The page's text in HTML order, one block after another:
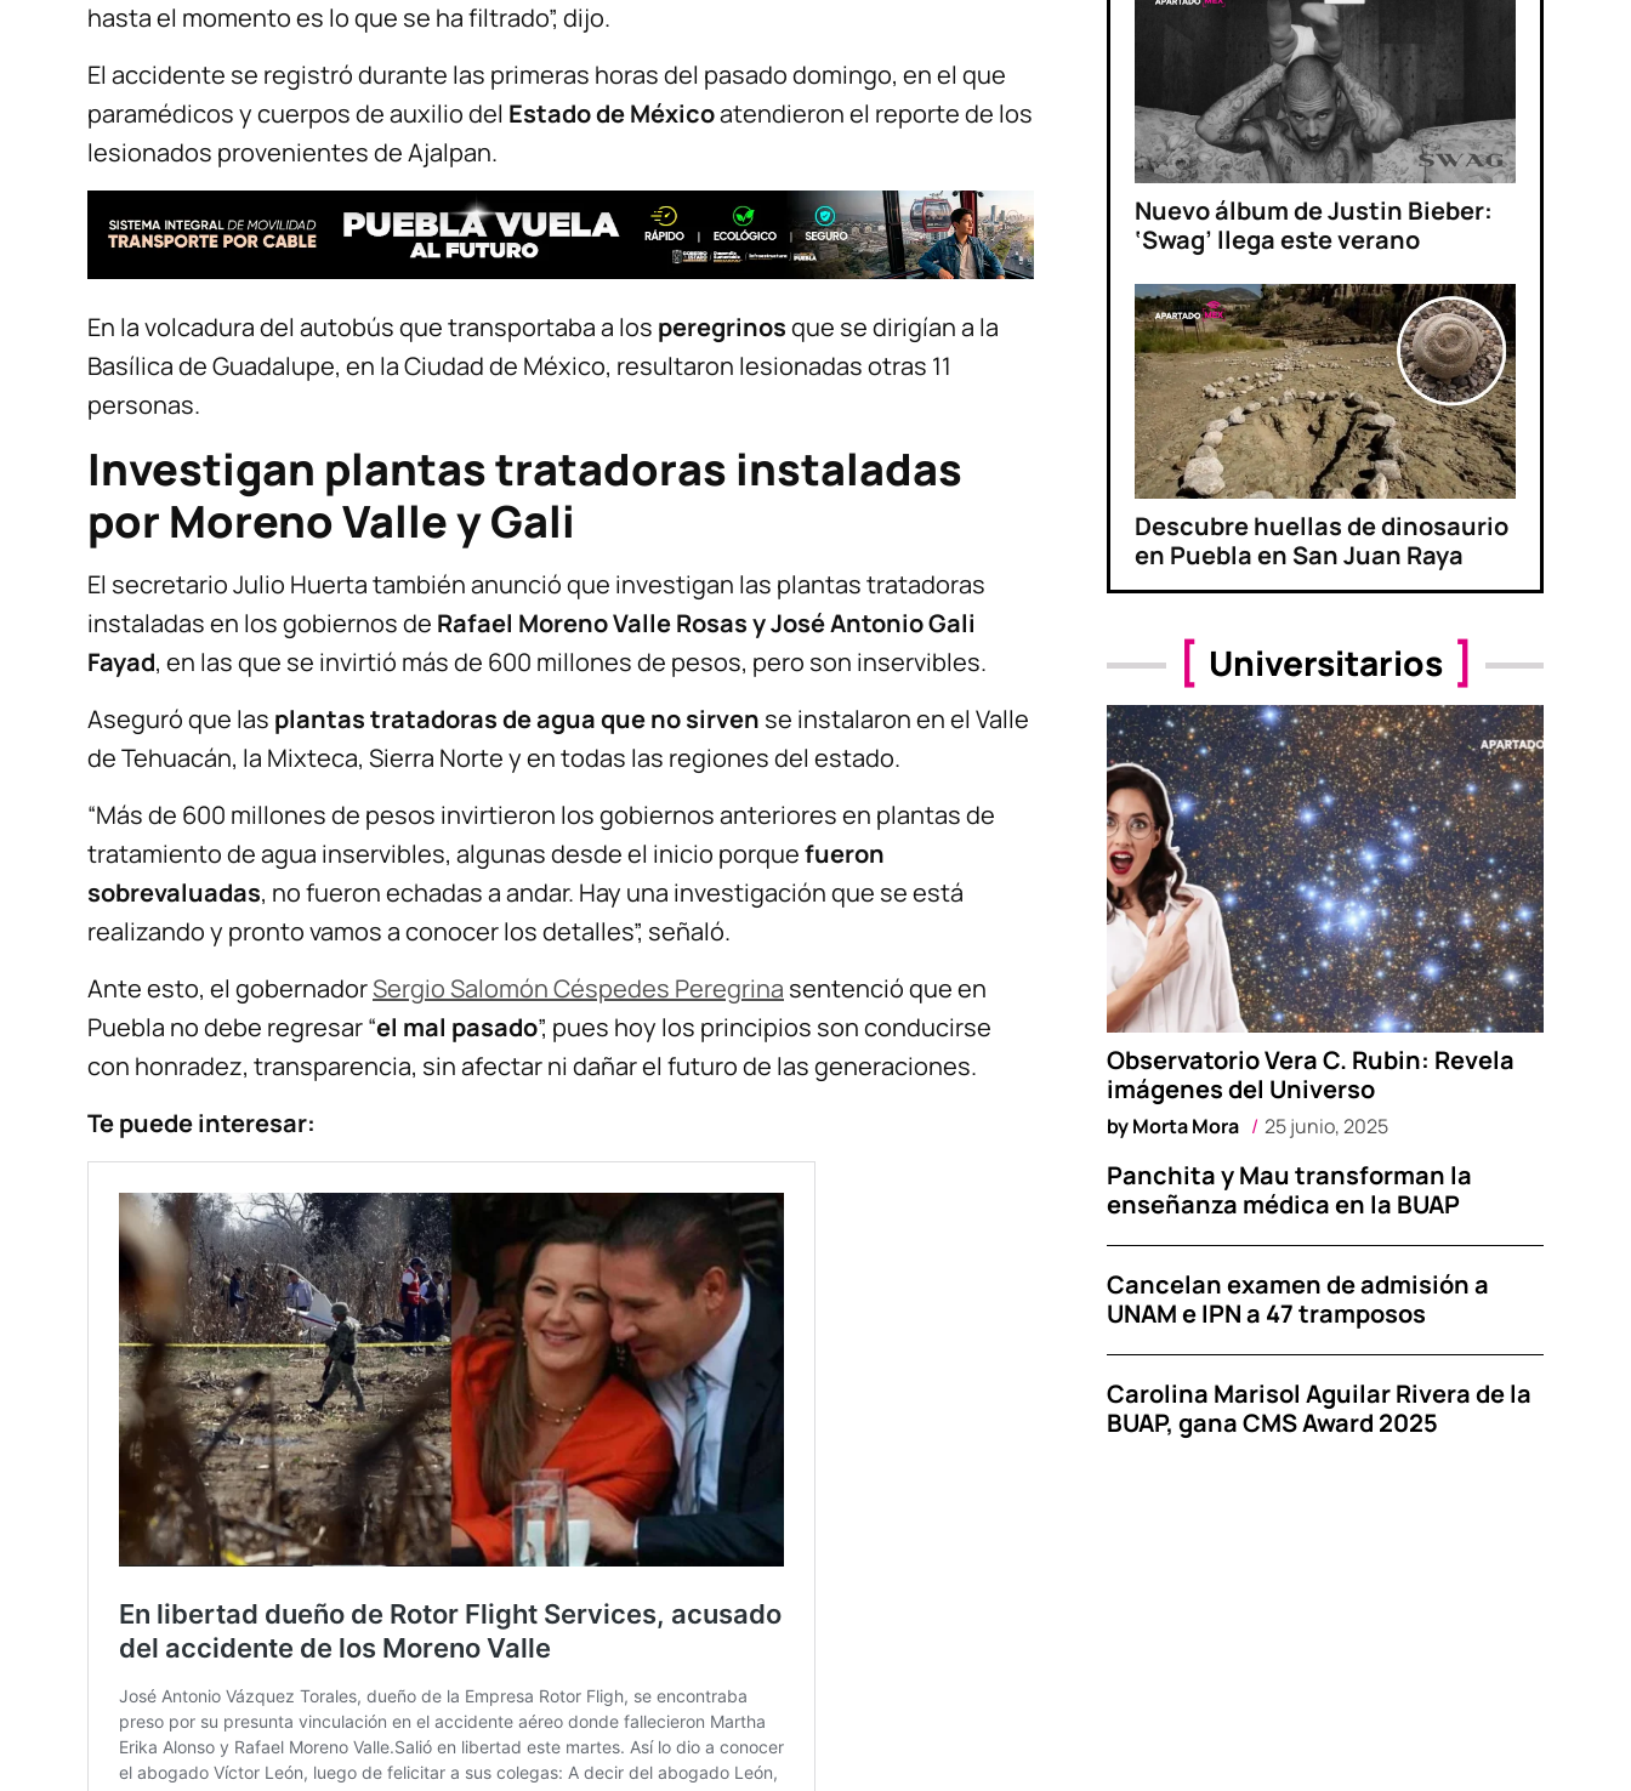
hasta el momento es lo que se ha filtrado”, dijo.
El accidente se registró durante las primeras horas del pasado domingo, en el que
paramédicos y cuerpos de auxilio del Estado de Méxicoatendieron el reporte de los
lesionados provenientes de Ajalpan.
En la volcadura del autobús que transportaba a los peregrinosque se dirigían a la
Basílica de Guadalupe, en la Ciudad de México, resultaron lesionadas otras 11
personas.
Investigan plantas tratadoras instaladas
por Moreno Valle y Gali
El secretario Julio Huerta también anunció que investigan las plantas tratadoras
instaladas en los gobiernos de Rafael Moreno Valle Rosas y José Antonio Gali
Fayad, en las que se invirtió más de 600 millones de pesos, pero son inservibles.
Aseguró que las plantas tratadoras de agua que no sirven se instalaron en el Valle
de Tehuacán, la Mixteca, Sierra Norte y en todas las regiones del estado.
“Más de 600 millones de pesos invirtieron los gobiernos anteriores en plantas de
tratamiento de agua inservibles, algunas desde el inicio porquefueron
sobrevaluadas, no fueron echadas a andar. Hay una investigación que se está
realizando y pronto vamos a conocer los detalles”, señaló.
Ante esto, el gobernadorSergio Salomón Céspedes Peregrina sentenció que en
Puebla no debe regresar “el mal pasado”, pues hoy los principios son conducirse
con honradez, transparencia, sin afectar ni dañar el futuro de las generaciones.
Te puede interesar:
Nuevo álbum de Justin Bieber:
‘Swag’ llega este verano
Descubre huellas de dinosaurio
en Puebla en San Juan Raya
Universitarios
Observatorio Vera C. Rubin: Revela
imágenes del Universo
byMorta Mora 25 junio, 2025
Panchita y Mau transforman la
enseñanza médica en la BUAP
Cancelan examen de admisión a
UNAM e IPN a 47 tramposos
Carolina Marisol Aguilar Rivera de la
BUAP, gana CMS Award 2025